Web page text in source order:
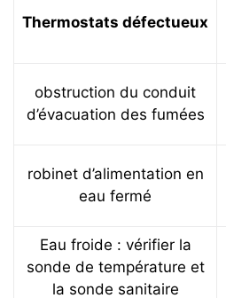
Thermostats défectueux
obstruction du conduit
d’évacuation des fumées
robinet d’alimentation en
eau fermé
Eau froide : vérifier la
sonde de température et
la sonde sanitaire